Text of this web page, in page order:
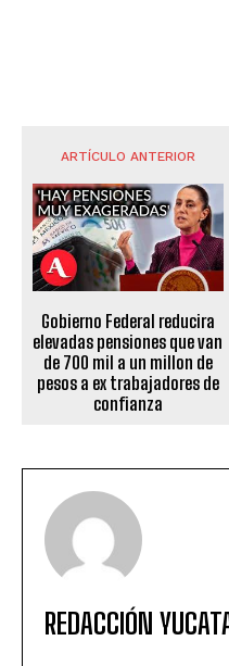
ARTÍCULO ANTERIOR
Gobierno Federal reducira
elevadas pensiones que van
de 700 mil a un millon de
pesos a ex trabajadores de
confianza
REDACCIÓN